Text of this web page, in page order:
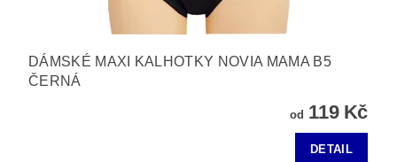
DÁMSKÉ MAXI KALHOTKY NOVIA MAMA B5
ČERNÁ
od 119 Kč
DETAIL